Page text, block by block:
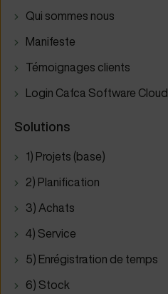
Qui sommes nous
Manifeste
Témoignages clients
Login Cafca Software Cloud
Solutions
1) Projets (base)
2) Planification
3) Achats
4) Service
5) Enrégistration de temps
6) Stock